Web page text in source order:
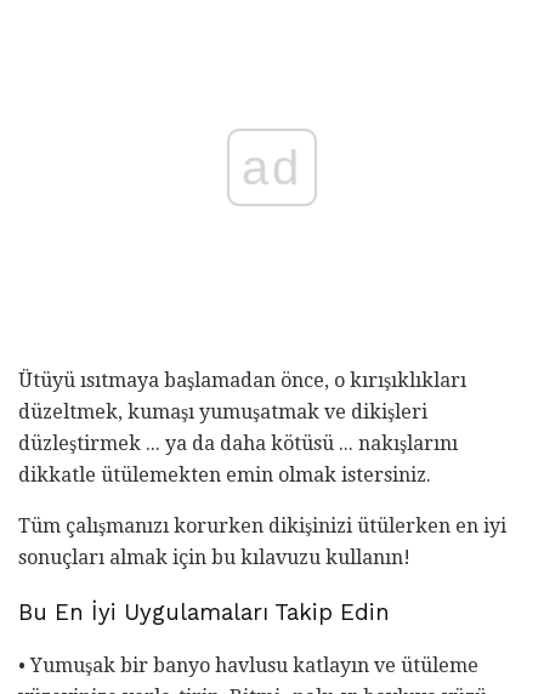
ad
Ütüyü ısıtmaya başlamadan önce, o kırışıklıkları
düzeltmek, kumaşı yumuşatmak ve dikişleri
düzleştirmek ... ya da daha kötüsü ... nakışlarını
dikkatle ütülemekten emin olmak istersiniz.
Tüm çalışmanızı korurken dikişinizi ütülerken en iyi
sonuçları almak için bu kılavuzu kullanın!
Bu En İyi Uygulamaları Takip Edin
• Yumuşak bir banyo havlusu katlayın ve ütüleme